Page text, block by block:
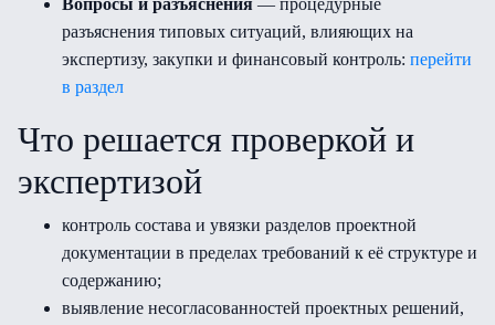
Вопросы и разъяснения — процедурные
разъяснения типовых ситуаций, влияющих на
экспертизу, закупки и финансовый контроль: перейти
в раздел
Что решается проверкой и
экспертизой
контроль состава и увязки разделов проектной
документации в пределах требований к её структуре и
содержанию;
выявление несогласованностей проектных решений,